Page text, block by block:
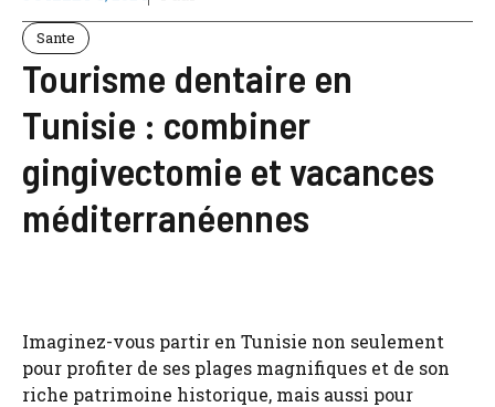
Sante
Tourisme dentaire en
Tunisie : combiner
gingivectomie et vacances
méditerranéennes
Imaginez-vous partir en Tunisie non seulement
pour profiter de ses plages magnifiques et de son
riche patrimoine historique, mais aussi pour